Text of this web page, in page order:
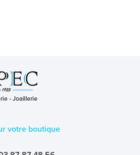
votre boutique